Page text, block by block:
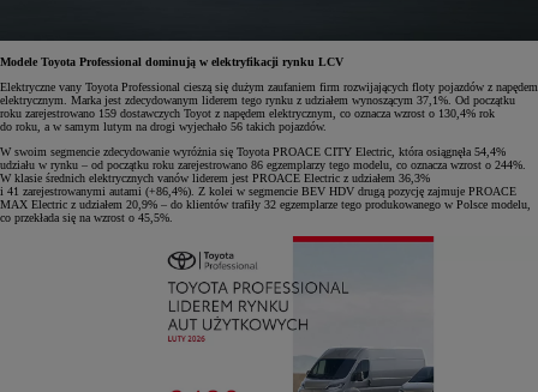
Modele Toyota Professional dominują w elektryfikacji rynku LCV
Elektryczne vany Toyota Professional cieszą się dużym zaufaniem firm rozwijających floty pojazdów z napędem
elektrycznym. Marka jest zdecydowanym liderem tego rynku z udziałem wynoszącym 37,1%. Od początku
roku zarejestrowano 159 dostawczych Toyot z napędem elektrycznym, co oznacza wzrost o 130,4% rok
do roku, a w samym lutym na drogi wyjechało 56 takich pojazdów.
W swoim segmencie zdecydowanie wyróżnia się Toyota PROACE CITY Electric, która osiągnęła 54,4%
udziału w rynku – od początku roku zarejestrowano 86 egzemplarzy tego modelu, co oznacza wzrost o 244%.
W klasie średnich elektrycznych vanów liderem jest PROACE Electric z udziałem 36,3%
i 41 zarejestrowanymi autami (+86,4%). Z kolei w segmencie BEV HDV drugą pozycję zajmuje PROACE
MAX Electric z udziałem 20,9% – do klientów trafiły 32 egzemplarze tego produkowanego w Polsce modelu,
co przekłada się na wzrost o 45,5%.